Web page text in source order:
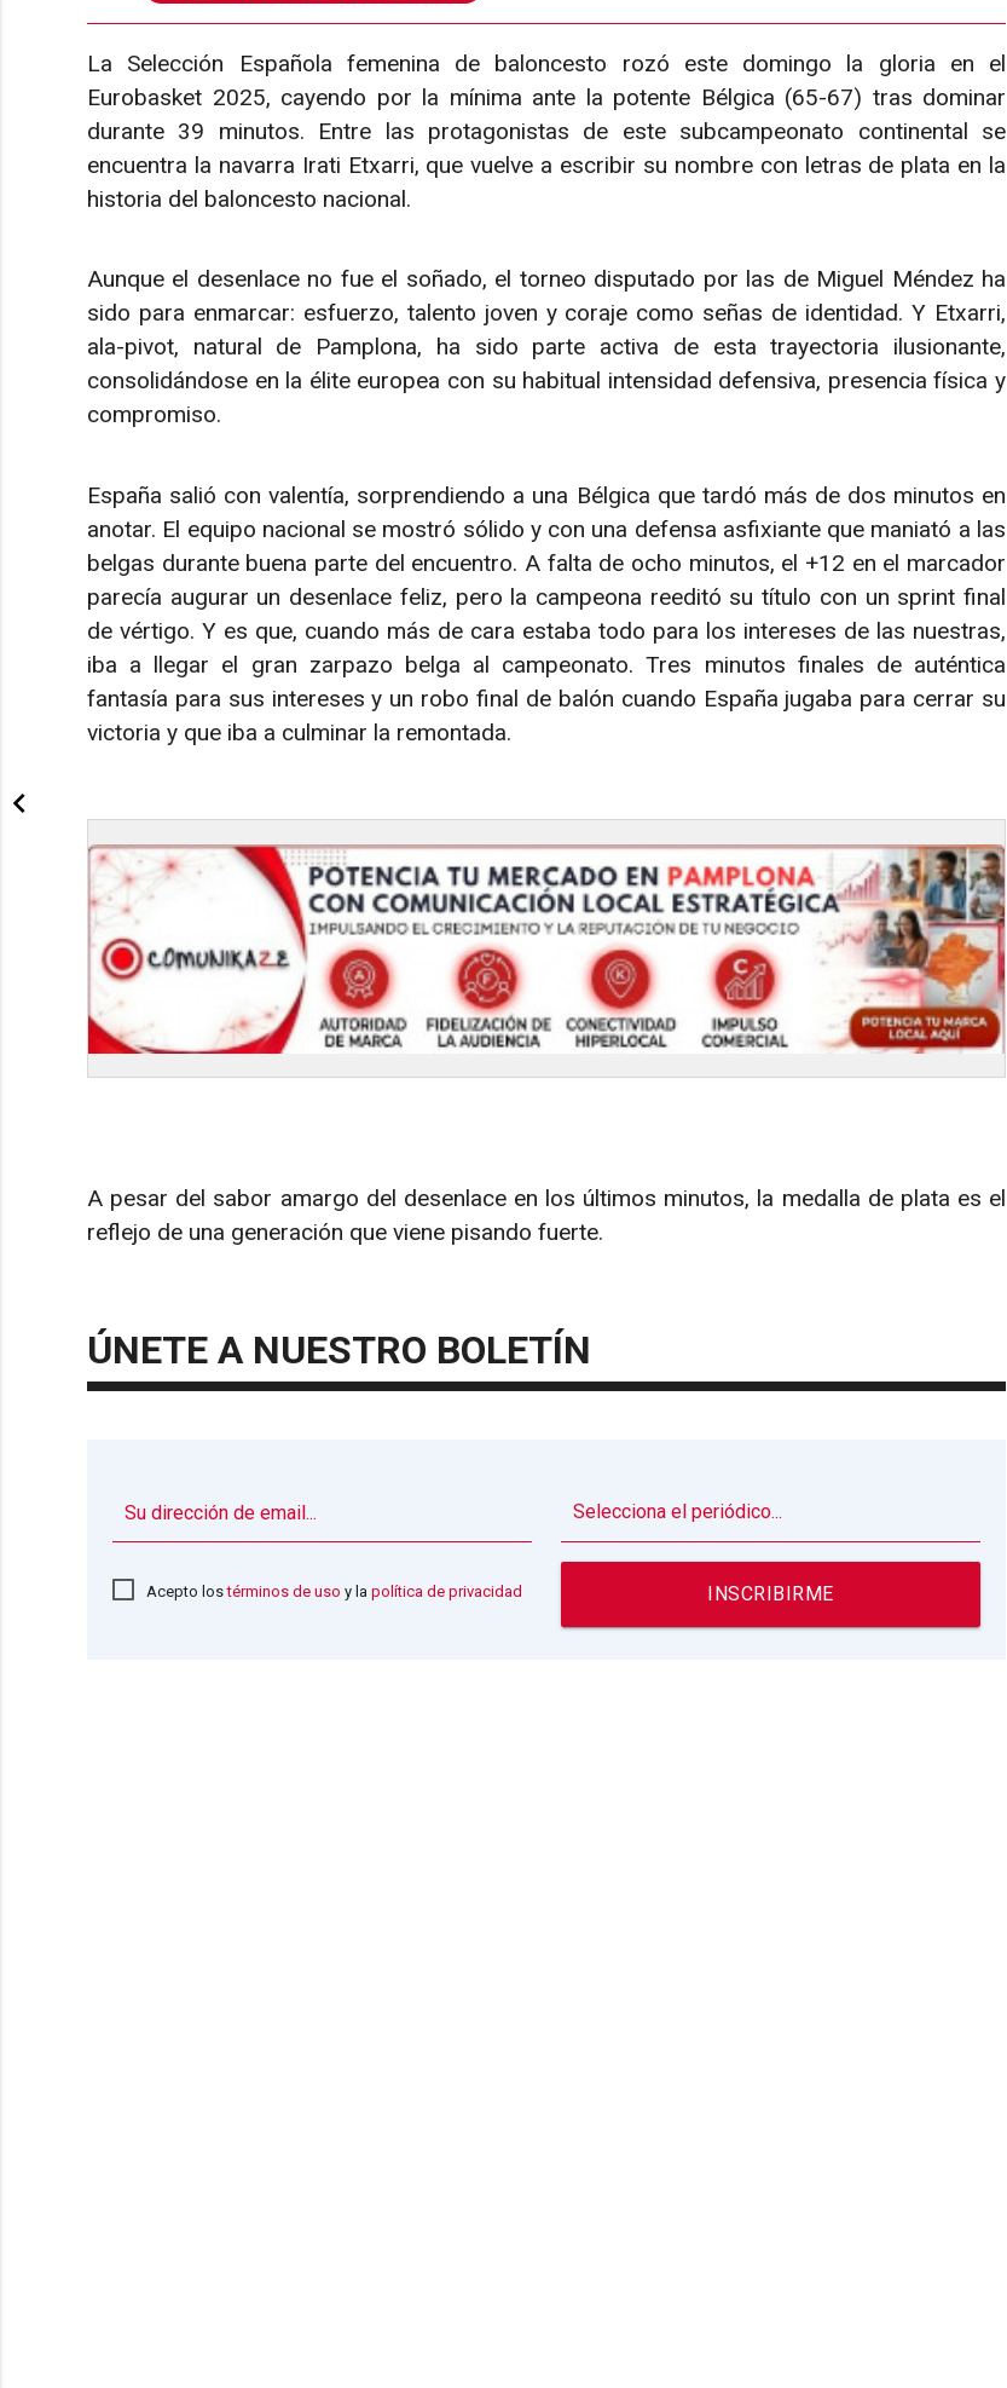
La Selección Española femenina de baloncesto rozó este domingo la gloria en el
Eurobasket 2025, cayendo por la mínima ante la potente Bélgica (65-67) tras dominar
durante 39 minutos. Entre las protagonistas de este subcampeonato continental se
encuentra la navarra Irati Etxarri, que vuelve a escribir su nombre con letras de plata en la
historia del baloncesto nacional.
Aunque el desenlace no fue el soñado, el torneo disputado por las de Miguel Méndez ha
sido para enmarcar: esfuerzo, talento joven y coraje como señas de identidad. Y Etxarri,
ala-pivot, natural de Pamplona, ha sido parte activa de esta trayectoria ilusionante,
consolidándose en la élite europea con su habitual intensidad defensiva, presencia física y
compromiso.
España salió con valentía, sorprendiendo a una Bélgica que tardó más de dos minutos en
anotar. El equipo nacional se mostró sólido y con una defensa asfixiante que maniató a las
belgas durante buena parte del encuentro. A falta de ocho minutos, el +12 en el marcador
parecía augurar un desenlace feliz, pero la campeona reeditó su título con un sprint final
de vértigo. Y es que, cuando más de cara estaba todo para los intereses de las nuestras,
iba a llegar el gran zarpazo belga al campeonato. Tres minutos finales de auténtica
fantasía para sus intereses y un robo final de balón cuando España jugaba para cerrar su
victoria y que iba a culminar la remontada.
A pesar del sabor amargo del desenlace en los últimos minutos, la medalla de plata es el
reflejo de una generación que viene pisando fuerte.
ÚNETE A NUESTRO BOLETÍN
Acepto lostérminos de uso y la política de privacidad INSCRIBIRME